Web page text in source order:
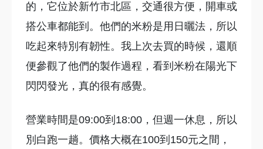
的，它位於新竹市北區，交通很方便，開車或
搭公車都能到。他們的米粉是用日曬法，所以
吃起來特別有韌性。我上次去買的時候，還順
便參觀了他們的製作過程，看到米粉在陽光下
閃閃發光，真的很有感覺。
營業時間是09:00到18:00，但週一休息，所以
別白跑一趟。價格大概在100到150元之間，